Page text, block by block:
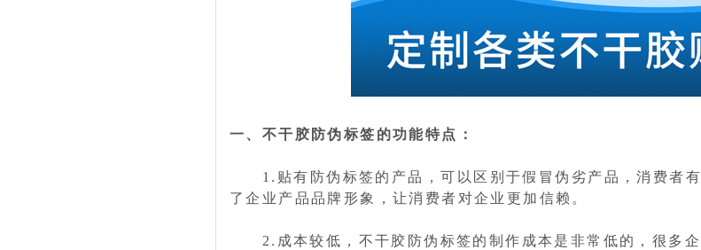
一、不干胶防伪标签的功能特点：
1.贴有防伪标签的产品，可以区别于假冒伪劣产品，消费者有
了企业产品品牌形象，让消费者对企业更加信赖。
2.成本较低，不干胶防伪标签的制作成本是非常低的，很多企